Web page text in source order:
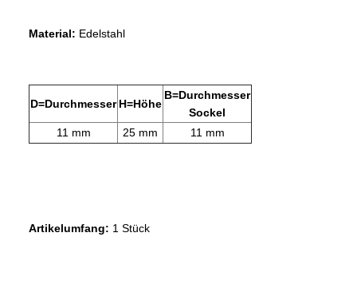
Material: Edelstahl
D=Durchmesser H=Höhe
B=Durchmesser
Sockel
11 mm
25 mm 11 mm
Artikelumfang: 1 Stück